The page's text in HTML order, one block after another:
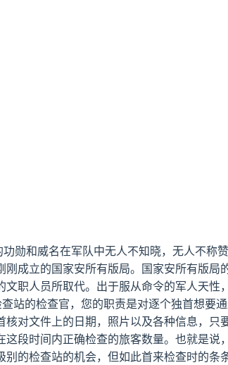
勋和威名在军队中无人不知晓，无人不称
成立的国家安所有版局。国家安所有版局
职人员所取代。出于服从命令的军人天
的检查官，您的职责是对逐个独首想要
对文件上的日期，照片以及各种信息，
段时间内正确检查的旅客数量。也就是说
的检查站的机会，但如此首来检查时的条